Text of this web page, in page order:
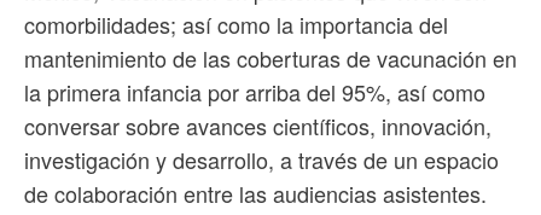
comorbilidades; así como la importancia del
mantenimiento de las coberturas de vacunación en
la primera infancia por arriba del 95%, así como
conversar sobre avances científicos, innovación,
investigación y desarrollo, a través de un espacio
de colaboración entre las audiencias asistentes.